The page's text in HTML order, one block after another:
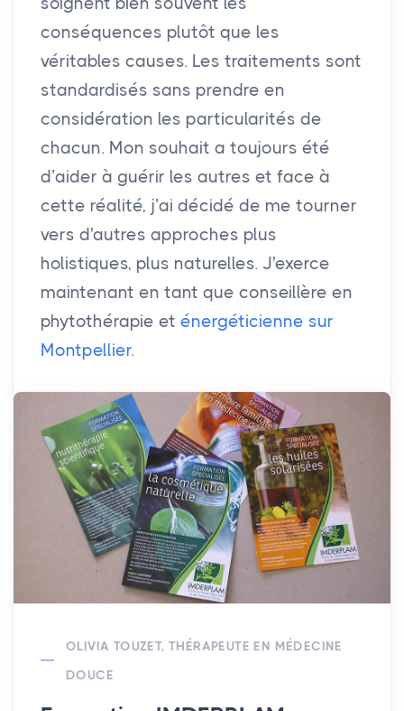
conséquences plutôt que les
véritables causes. Les traitements sont
standardisés sans prendre en
considération les particularités de
chacun. Mon souhait a toujours été
d’aider à guérir les autres et face à
cette réalité, j’ai décidé de me tourner
vers d'autres approches plus
holistiques, plus naturelles. J'exerce
maintenant en tant que conseillère en
phytothérapie et énergéticienne sur
Montpellier.
OLIVIA TOUZET, THÉRAPEUTE EN MÉDECINE
DOUCE